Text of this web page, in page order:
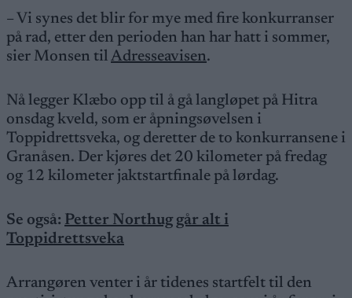
– Vi synes det blir for mye med fire konkurranser
på rad, etter den perioden han har hatt i sommer,
sier Monsen til Adresseavisen.
Nå legger Klæbo opp til å gå langløpet på Hitra
onsdag kveld, som er åpningsøvelsen i
Toppidrettsveka, og deretter de to konkurransene i
Granåsen. Der kjøres det 20 kilometer på fredag
og 12 kilometer jaktstartfinale på lørdag.
Se også: Petter Northug går alt i
Toppidrettsveka
Arrangøren venter i år tidenes startfelt til den